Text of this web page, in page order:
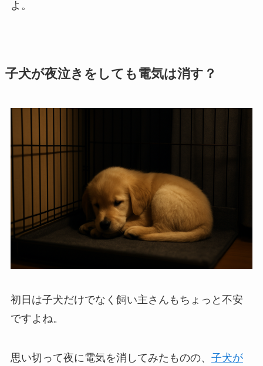
よ。
子犬が夜泣きをしても電気は消す？
初日は子犬だけでなく飼い主さんもちょっと不安
ですよね。
思い切って夜に電気を消してみたものの、 子犬が